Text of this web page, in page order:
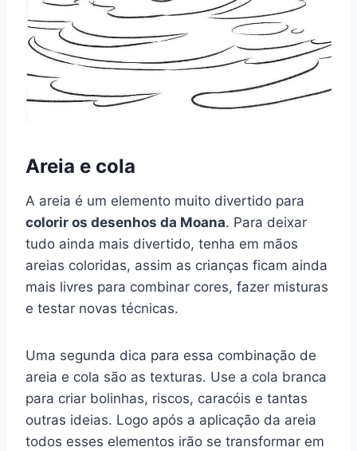
Areia e cola
A areia é um elemento muito divertido para
colorir os desenhos da Moana. Para deixar
tudo ainda mais divertido, tenha em mãos
areias coloridas, assim as crianças ficam ainda
mais livres para combinar cores, fazer misturas
e testar novas técnicas.
Uma segunda dica para essa combinação de
areia e cola são as texturas. Use a cola branca
para criar bolinhas, riscos, caracóis e tantas
outras ideias. Logo após a aplicação da areia
todos esses elementos irão se transformar em